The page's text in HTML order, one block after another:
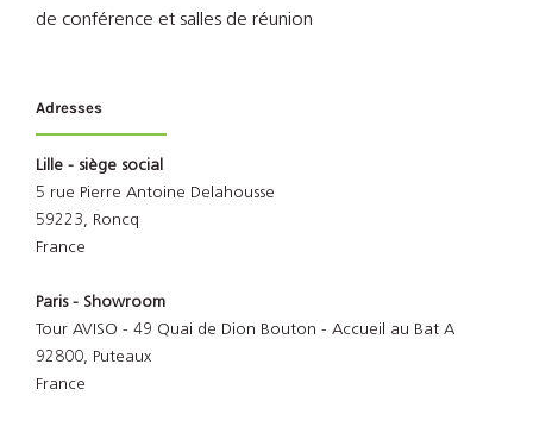
de conférence et salles de réunion
Adresses
Lille - siège social
5 rue Pierre Antoine Delahousse
59223, Roncq
France
Paris - Showroom
Tour AVISO - 49 Quai de Dion Bouton - Accueil au Bat A
92800, Puteaux
France